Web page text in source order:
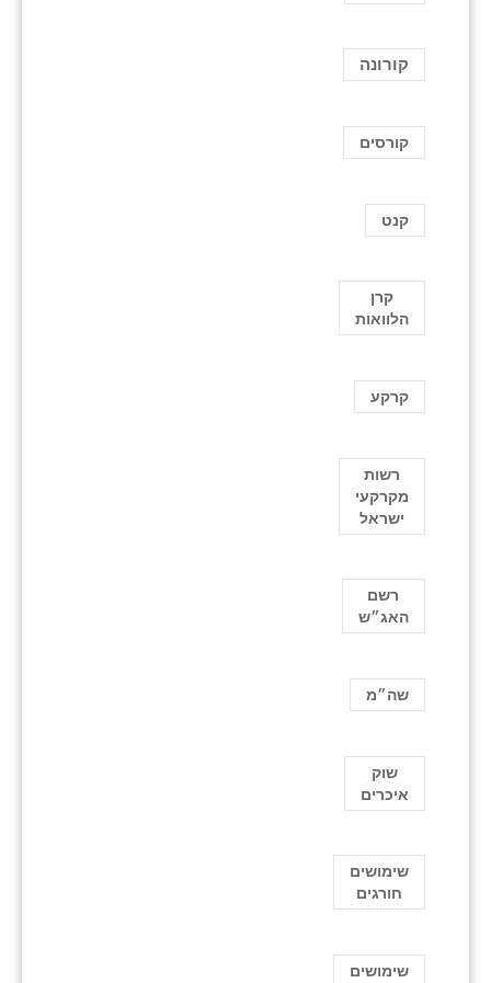
קורונה
קורסים
קנט
קרן
הלוואות
קרקע
רשות
מקרקעי
ישראל
רשם
האג״ש
שה״מ
שוק
איכרים
שימושים
חורגים
שימושים